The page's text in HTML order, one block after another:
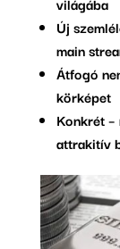
Új
main
Átfogó
körképet
Konkrét –
attrakitív